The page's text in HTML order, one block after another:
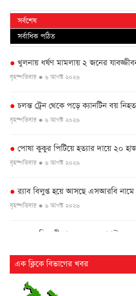
সর্বশেষ
সর্বাধিক পঠিত
● খুলনায় ধর্ষণ মামলায় ২ জনের
বৃহস্পতিবার ● ৬ আগস্ট ২০২৬
● চলন্ত ট্রেন থেকে পড়ে ক্যানটিন বয় নিহত
বৃহস্পতিবার ● ৬ আগস্ট ২০২৬
● পোষা কুকুর পিটিয়ে হত্যার দায়ে ২০
বৃহস্পতিবার ● ৬ আগস্ট ২০২৬
● র‌্যাব বিলুপ্ত হয়ে আসছে এসআরবি নামে
বৃহস্পতিবার ● ৬ আগস্ট ২০২৬
এসএসসি পরীক্ষার ফল ১০ আগস্ট
২৫ বছর পর ফের আলোচনায় কারিনা-
বৃহস্পতিবার ● ৬ আগস্ট ২০২৬
এক ক্লিকে বিভাগের খবর